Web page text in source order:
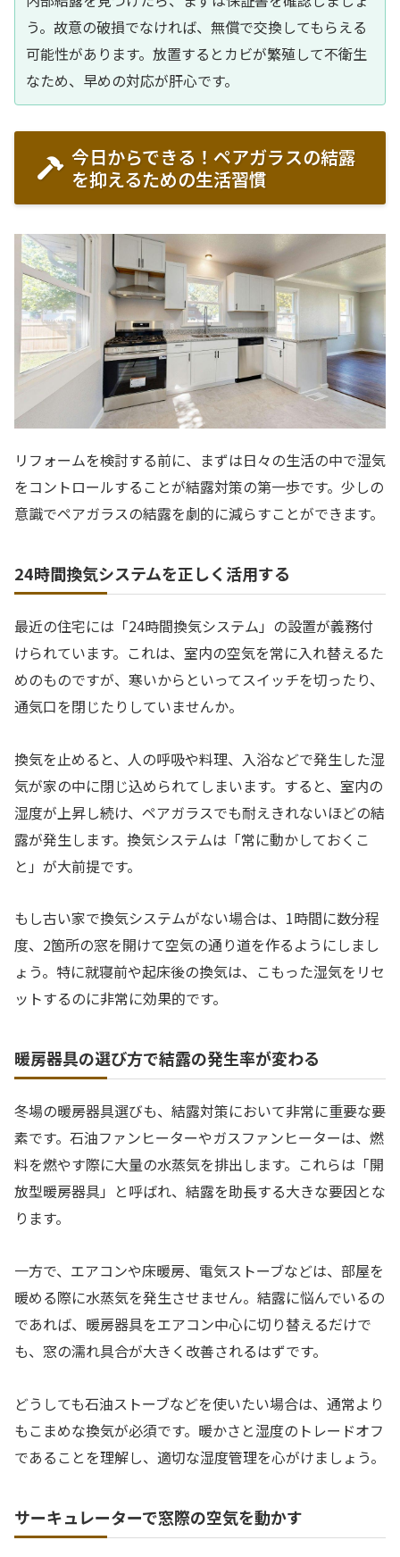
う。故意の破損でなければ、無償で交換してもらえる
可能性があります。放置するとカビが繁殖して不衛生
なため、早めの対応が肝心です。
今日からできる！ペアガラスの結露
を抑えるための生活習慣
リフォームを検討する前に、まずは日々の生活の中で湿気
をコントロールすることが結露対策の第一歩です。少しの
意識でペアガラスの結露を劇的に減らすことができます。
24時間換気システムを正しく活用する
最近の住宅には「24時間換気システム」の設置が義務付
けられています。これは、室内の空気を常に入れ替えるた
めのものですが、寒いからといってスイッチを切ったり、
通気口を閉じたりしていませんか。
換気を止めると、人の呼吸や料理、入浴などで発生した湿
気が家の中に閉じ込められてしまいます。すると、室内の
湿度が上昇し続け、ペアガラスでも耐えきれないほどの結
露が発生します。換気システムは「常に動かしておくこ
と」が大前提です。
もし古い家で換気システムがない場合は、1時間に数分程
度、2箇所の窓を開けて空気の通り道を作るようにしまし
ょう。特に就寝前や起床後の換気は、こもった湿気をリセ
ットするのに非常に効果的です。
暖房器具の選び方で結露の発生率が変わる
冬場の暖房器具選びも、結露対策において非常に重要な要
素です。石油ファンヒーターやガスファンヒーターは、燃
料を燃やす際に大量の水蒸気を排出します。これらは「開
放型暖房器具」と呼ばれ、結露を助長する大きな要因とな
ります。
一方で、エアコンや床暖房、電気ストーブなどは、部屋を
暖める際に水蒸気を発生させません。結露に悩んでいるの
であれば、暖房器具をエアコン中心に切り替えるだけで
も、窓の濡れ具合が大きく改善されるはずです。
どうしても石油ストーブなどを使いたい場合は、通常より
もこまめな換気が必須です。暖かさと湿度のトレードオフ
であることを理解し、適切な湿度管理を心がけましょう。
サーキュレーターで窓際の空気を動かす